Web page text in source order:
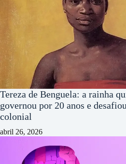
Tereza de Benguela: a rainha
governou por 20 anos e
colonial
abril 26, 2026